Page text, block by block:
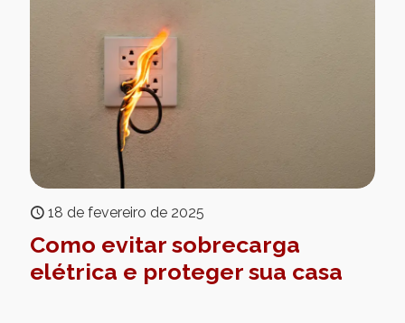
18 de fevereiro de 2025
Como evitar sobrecarga
elétrica e proteger sua casa